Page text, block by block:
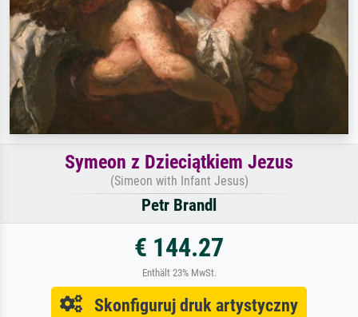
Symeon z Dzieciątkiem Jezus
(Simeon with Infant Jesus)
Petr Brandl
€ 144.27
Enthält 23% MwSt.
Skonfiguruj druk artystyczny